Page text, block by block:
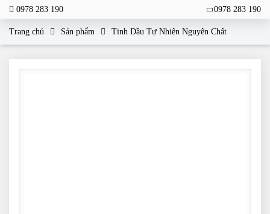
0978 283 190 0978 283 190
Trang chủ Sản phẩm Tinh Dầu Tự Nhiên Nguyên Chất